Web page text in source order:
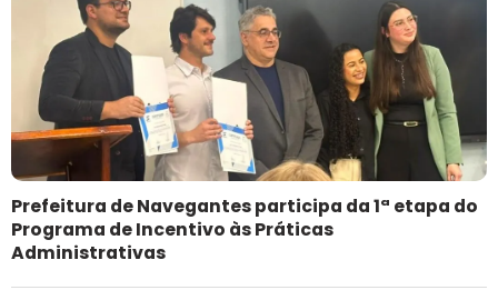
Prefeitura de Navegantes participa da 1ª etapa do
Programa de Incentivo às Práticas
Administrativas